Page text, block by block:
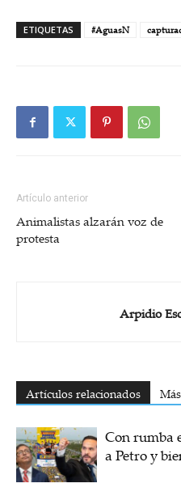
ETIQUETAS #AguasN
Artículo anterior
Animalistas alzarán voz de
protesta
Arpidio
Artículos relacionados
Con rumba
a Petro y